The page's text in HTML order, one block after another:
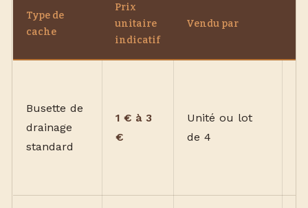
Type de
cache
Prix
unitaire
indicatif
Vendu par
Busette de
drainage
standard
1 € à 3
€
Unité ou lot
de 4